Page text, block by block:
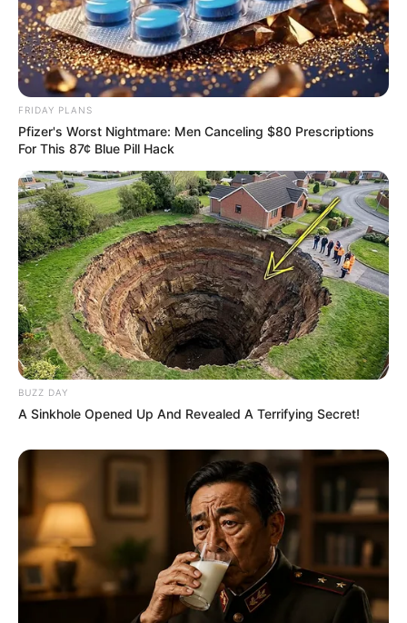
FRIDAY PLANS
Pfizer's Worst Nightmare: Men Canceling $80 Prescriptions
For This 87¢ Blue Pill Hack
BUZZ DAY
A Sinkhole Opened Up And Revealed A Terrifying Secret!